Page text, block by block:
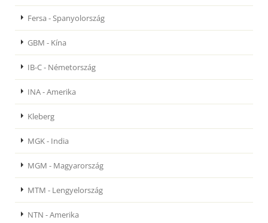
Fersa - Spanyolország
GBM - Kína
IB-C - Németország
INA - Amerika
Kleberg
MGK - India
MGM - Magyarország
MTM - Lengyelország
NTN - Amerika